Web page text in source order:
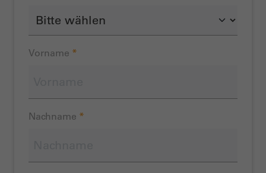
Vorname *
Nachname *